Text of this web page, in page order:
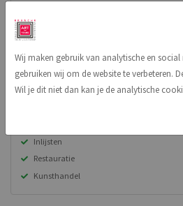
Bekijk website
Inlijsten
Restauratie
Kunsthandel
Wij maken gebruik van analytische en social
gebruiken wij om de website te verbeteren.
Wil je dit niet dan kan je de analytische